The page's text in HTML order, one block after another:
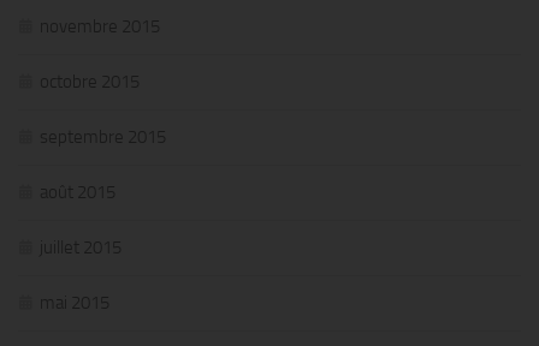
novembre 2015
octobre 2015
septembre 2015
août 2015
juillet 2015
mai 2015